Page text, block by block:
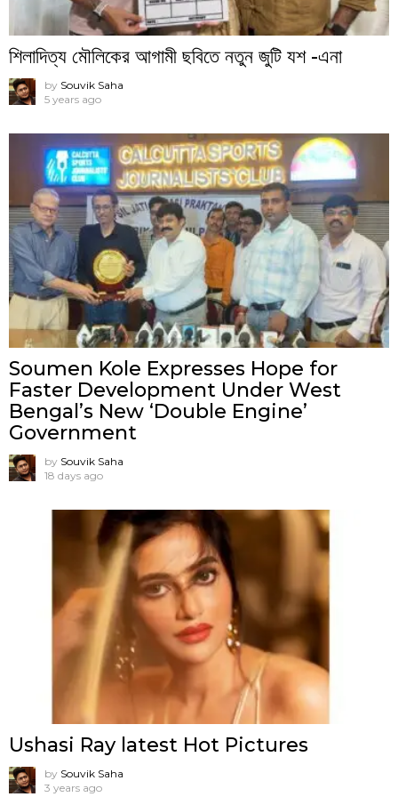
শিলাদিত্য মৌলিকের আগামী ছবিতে নতুন জুটি যশ -এনা
by Souvik Saha
5 years ago
Soumen Kole Expresses Hope for
Faster Development Under West
Bengal’s New ‘Double Engine’
Government
by Souvik Saha
18 days ago
Ushasi Ray latest Hot Pictures
by Souvik Saha
3 years ago